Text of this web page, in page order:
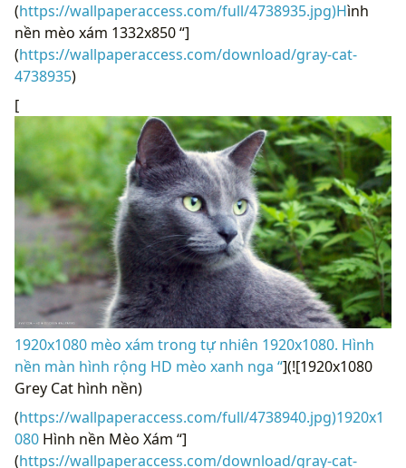
(https://wallpaperaccess.com/full/4738935.jpg)Hình
nền mèo xám 1332x850 “]
(https://wallpaperaccess.com/download/gray-cat-
4738935)
[
1920x1080 mèo xám trong tự nhiên 1920x1080. Hình
nền màn hình rộng HD mèo xanh nga “](![1920x1080
Grey Cat hình nền)
(https://wallpaperaccess.com/full/4738940.jpg)1920x1
080 Hình nền Mèo Xám “]
(https://wallpaperaccess.com/download/gray-cat-